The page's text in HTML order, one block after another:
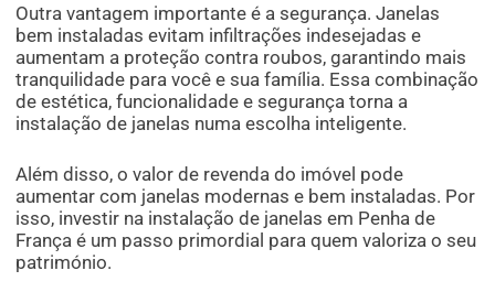
Outra vantagem importante é a segurança. Janelas
bem instaladas evitam infiltrações indesejadas e
aumentam a proteção contra roubos, garantindo mais
tranquilidade para você e sua família. Essa combinação
de estética, funcionalidade e segurança torna a
instalação de janelas numa escolha inteligente.
Além disso, o valor de revenda do imóvel pode
aumentar com janelas modernas e bem instaladas. Por
isso, investir na instalação de janelas em Penha de
França é um passo primordial para quem valoriza o seu
património.